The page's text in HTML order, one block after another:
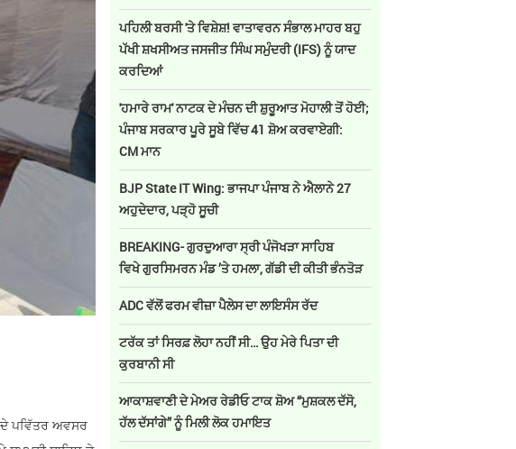
ਦੇ ਪਵਿੱਤਰ ਅਵਸਰ
ਪਹਿਲੀ ਬਰਸੀ 'ਤੇ ਵਿਸ਼ੇਸ਼! ਵਾਤਾਵਰਨ ਸੰਭਾਲ ਮਾਹਰ ਬਹੁ
ਪੱਖੀ ਸ਼ਖਸੀਅਤ ਜਸਜੀਤ ਸਿੰਘ ਸਮੁੰਦਰੀ (IFS) ਨੂੰ ਯਾਦ
ਕਰਦਿਆਂ
'ਹਮਾਰੇ ਰਾਮ' ਨਾਟਕ ਦੇ ਮੰਚਨ ਦੀ ਸ਼ੁਰੂਆਤ ਮੋਹਾਲੀ ਤੋਂ ਹੋਈ;
ਪੰਜਾਬ ਸਰਕਾਰ ਪੂਰੇ ਸੂਬੇ ਵਿੱਚ 41 ਸ਼ੋਅ ਕਰਵਾਏਗੀ:
CM ਮਾਨ
BJP State IT Wing: ਭਾਜਪਾ ਪੰਜਾਬ ਨੇ ਐਲਾਨੇ 27
ਅਹੁਦੇਦਾਰ, ਪੜ੍ਹੋ ਸੂਚੀ
BREAKING- ਗੁਰਦੁਆਰਾ ਸ੍ਰੀ ਪੰਜੋਖੜਾ ਸਾਹਿਬ
ਵਿਖੇ ਗੁਰਸਿਮਰਨ ਮੰਡ ’ਤੇ ਹਮਲਾ, ਗੱਡੀ ਦੀ ਕੀਤੀ ਭੰਨਤੋੜ
ADC ਵੱਲੋਂ ਫਰਮ ਵੀਜ਼ਾ ਪੈਲੇਸ ਦਾ ਲਾਇਸੰਸ ਰੱਦ
ਟਰੱਕ ਤਾਂ ਸਿਰਫ਼ ਲੋਹਾ ਨਹੀਂ ਸੀ… ਉਹ ਮੇਰੇ ਪਿਤਾ ਦੀ
ਕੁਰਬਾਨੀ ਸੀ
ਆਕਾਸ਼ਵਾਣੀ ਦੇ ਮੇਅਰ ਰੇਡੀਓ ਟਾਕ ਸ਼ੋਅ “ਮੁਸ਼ਕਲ ਦੱਸੋ,
ਹੱਲ ਦੱਸਾਂਗੇ” ਨੂੰ ਮਿਲੀ ਲੋਕ ਹਮਾਇਤ